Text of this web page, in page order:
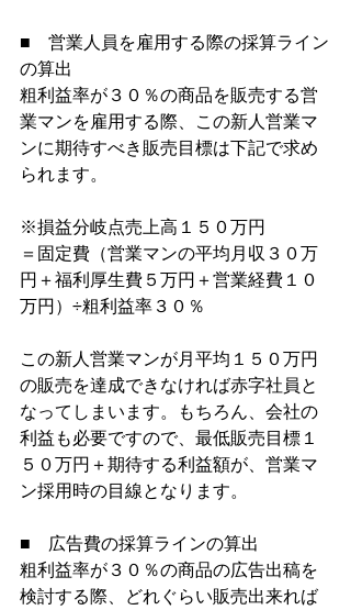
■　営業人員を雇用する際の採算ライン
の算出
粗利益率が３０％の商品を販売する営
業マンを雇用する際、この新人営業マ
ンに期待すべき販売目標は下記で求め
られます。
※損益分岐点売上高１５０万円
＝固定費（営業マンの平均月収３０万
円＋福利厚生費５万円＋営業経費１０
万円）÷粗利益率３０％
この新人営業マンが月平均１５０万円
の販売を達成できなければ赤字社員と
なってしまいます。もちろん、会社の
利益も必要ですので、最低販売目標１
５０万円＋期待する利益額が、営業マ
ン採用時の目線となります。
■　広告費の採算ラインの算出
粗利益率が３０％の商品の広告出稿を
検討する際、どれぐらい販売出来れば